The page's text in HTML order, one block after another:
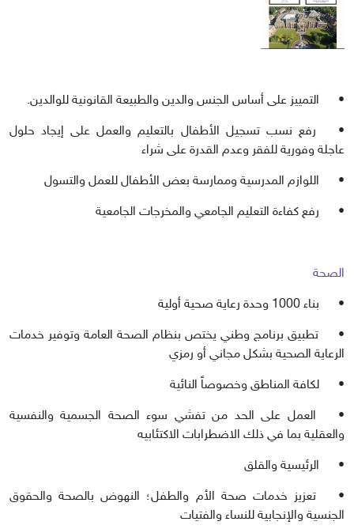
• التمييز على أساس الجنس والدين والطبيعة القانونية للوالدين.
•
رفع نسب تسجيل الأطفال بالتعليم والعمل على إيجاد حلول
عاجلة وفورية للفقر وعدم القدرة على شراء
• اللوازم المدرسية وممارسة بعض الأطفال للعمل والتسول
• رفع كفاءة التعليم الجامعي والمخرجات الجامعية
الصحة
• بناء 1000 وحدة رعاية صحية أولية
•
تطبيق برنامج وطني يختص بنظام الصحة العامة وتوفير خدمات
الرعاية الصحية بشكل مجاني أو رمزي
• لكافة المناطق وخصوصاً النائية
•
العمل على الحد من تفشي سوء الصحة الجسمية والنفسية
والعقلية بما في ذلك الاضطرابات الاكتئابيه
• الرئيسية والقلق
•
تعزيز خدمات صحة الأم والطفل؛ النهوض بالصحة والحقوق
الجنسية والإنجابية للنساء والفتيات